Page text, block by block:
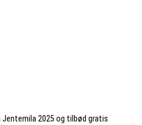
Jentemila 2025 og tilbød gratis